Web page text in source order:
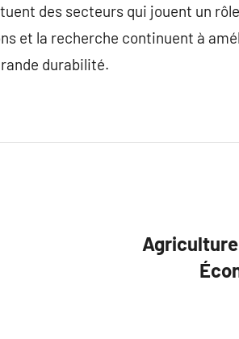
des secteurs qui jouent un
et la recherche continuent à
durabilité.